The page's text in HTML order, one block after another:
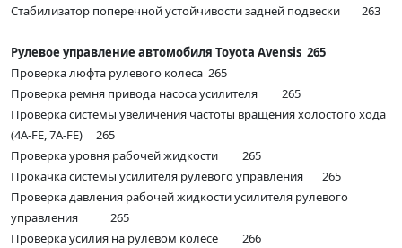
Стабилизатор поперечной устойчивости задней подвески 263
Рулевое управление автомобиля Toyota Avensis 265
Проверка люфта рулевого колеса 265
Проверка ремня привода насоса усилителя 265
Проверка системы увеличения частоты вращения холостого хода
(4А-FE, 7A-FE) 265
Проверка уровня рабочей жидкости 265
Прокачка системы усилителя рулевого управления 265
Проверка давления рабочей жидкости усилителя рулевого
управления 265
Проверка усилия на рулевом колесе 266